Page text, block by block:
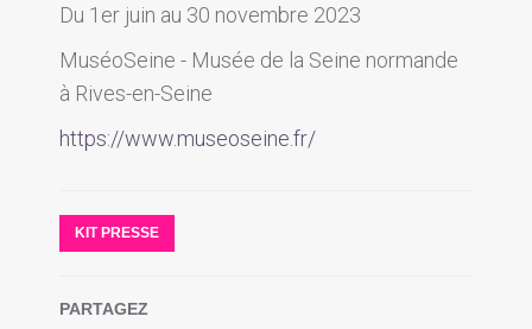
Du 1er juin au 30 novembre 2023
MuséoSeine - Musée de la Seine normande
à Rives-en-Seine
https://www.museoseine.fr/
KIT PRESSE
PARTAGEZ